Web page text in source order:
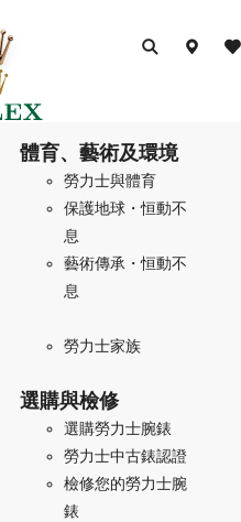
體育、藝術及環境
勞力士與體育
保護地球・恒動不
息
藝術傳承・恒動不
息
勞力士家族
選購與檢修
選購勞力士腕錶
勞力士中古錶認證
檢修您的勞力士腕
錶